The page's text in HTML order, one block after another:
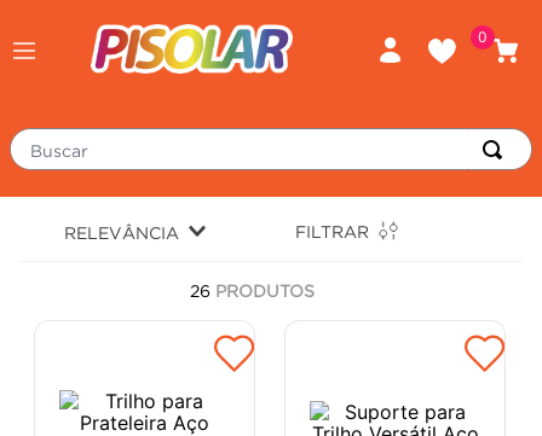
0
Buscar
RELEVÂNCIA FILTRAR
26 PRODUTOS
massa corrida